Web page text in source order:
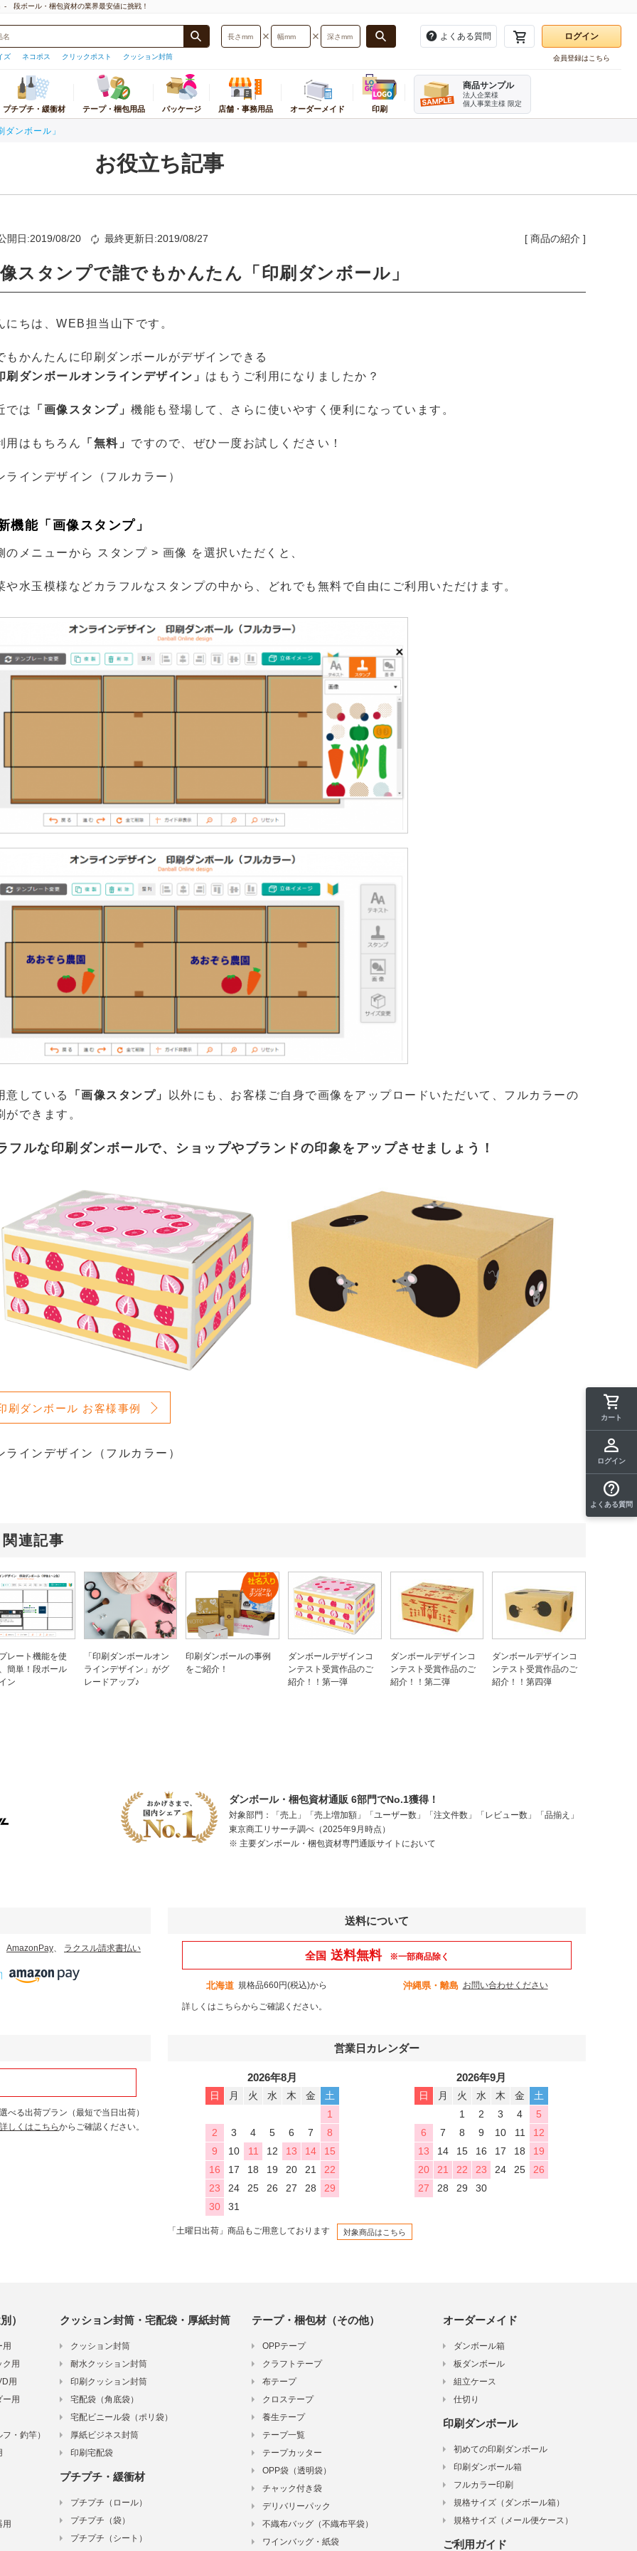
- 段ボール・梱包資材の業界最安値に挑戦！
ズ ネコポス クリックポスト クッション封筒
よくある質問 ログイン
会員登録はこちら
お気に入り一覧
注文履歴
再注文
サイズ検索
パケット
ト
フ
底面サイズ
A5サイズ
B4サイズ
梱包物から探す
小物・アクセサリー用
本・CD・DVD・マンガ・レコード
食品用
筒・厚紙封筒
宅配袋
宅配ビニール袋
プチプチ・緩衝材
プチプチ
プチプチロールスタンド
紙緩衝材
エアー緩衝材
ネット緩衝材
フルーツキャップ
紙パッキン
薄葉紙
テープ・梱包用品
テープ
テープカッター
宛名ラベル用紙
オリジナルシール印刷
パッケージ
紙袋
ギフトボックス
ラッピング資材
ポリ袋
精肉・加工食品パッケージ
店舗・事務用品
ギフトボックス
紙袋
ポリ袋
使い捨て食品容器
コピー用紙・トナー・インク
オフィス家具・インテリア
その他店舗用品
オーダーメイド 印刷
商品サンプル
法人企業様
個人事業主様 限定
ンボール」
お役立ち記事
開日:2019/08/20 最終更新日:2019/08/27 [ 商品の紹介 ]
スタンプで誰でもかんたん「印刷ダンボール」
にちは、WEB担当山下です。
もかんたんに印刷ダンボールがデザインできる
刷ダンボールオンラインデザイン」 はもうご利用になりましたか？
では 「画像スタンプ」 機能も登場して、さらに使いやすく便利になっています。
用はもちろん 「無料」 ですので、ぜひ一度お試しください！
ラインデザイン（フルカラー）
機能「画像スタンプ」
のメニューから スタンプ > 画像 を選択いただくと、
や水玉模様などカラフルなスタンプの中から、どれでも無料で自由にご利用いただけます。
意している 「画像スタンプ」
以外にも、お客様ご自身で画像をアップロードいただいて、フルカラーの
ができます。
フルな印刷ダンボールで、ショップやブランドの印象をアップさせましょう！
刷ダンボール お客様事例
ラインデザイン（フルカラー）
関連記事
レート機能を使
簡単！段ボール
ン
「印刷ダンボールオン
ラインデザイン」がグ
レードアップ♪
印刷ダンボールの事例
をご紹介！
ダンボールデザインコ
ンテスト受賞作品のご
紹介！！第一弾
ダンボールデザインコ
ンテスト受賞作品のご
紹介！！第二弾
ダンボールデザインコ
ンテスト受賞作品のご
紹介！！第四弾
カート
ログイン
よくある質問
ダンボール・梱包資材通販 6部門でNo.1獲得！
対象部門：「売上」「売上増加額」「ユーザー数」「注文件数」「レビュー数」「品揃え」
東京商工リサーチ調べ（2025年9月時点）
※ 主要ダンボール・梱包資材専門通販サイトにおいて
AmazonPay、 ラクスル請求書払い
送料について
全国 送料無料 ※一部商品除く
北海道 規格品660円(税込)から 沖縄県・離島 お問い合わせください
詳しくはこちらからご確認ください。
選べる出荷プラン（最短で当日出荷）
詳しくはこちらからご確認ください。
営業日カレンダー
2026年8月
日 月 火 水 木 金
土
1
2
3 4 5 6 7
8
9
10 11 12 13 14
15
16
17 18 19 20 21
22
23
24 25 26 27 28
29
30
31
2026年9月
日 月 火 水 木 金
土
1
2 3 4
5
6
7 8 9 10 11
12
13
14 15 16 17 18
19
20
21 22 23 24 25
26
27
28 29 30
「土曜日出荷」商品もご用意しております 対象商品はこちら
）
用
用
用
用
・釣竿）
用
クッション封筒 ・宅配袋 ・厚紙封筒
クッション封筒
耐水クッション封筒
印刷クッション封筒
宅配袋（角底袋）
宅配ビニール袋（ポリ袋）
厚紙ビジネス封筒
印刷宅配袋
プチプチ・緩衝材
プチプチ（ロール）
プチプチ（袋）
プチプチ（シート）
テープ・梱包材（その他）
OPPテープ
クラフトテープ
布テープ
クロステープ
養生テープ
テープ一覧
テープカッター
OPP袋（透明袋）
チャック付き袋
デリバリーパック
不織布バッグ（不織布平袋）
ワインバッグ・紙袋
オーダーメイド
ダンボール箱
板ダンボール
組立ケース
仕切り
印刷ダンボール
初めての印刷ダンボール
印刷ダンボール箱
フルカラー印刷
規格サイズ（ダンボール箱）
規格サイズ（メール便ケース）
ご利用ガイド